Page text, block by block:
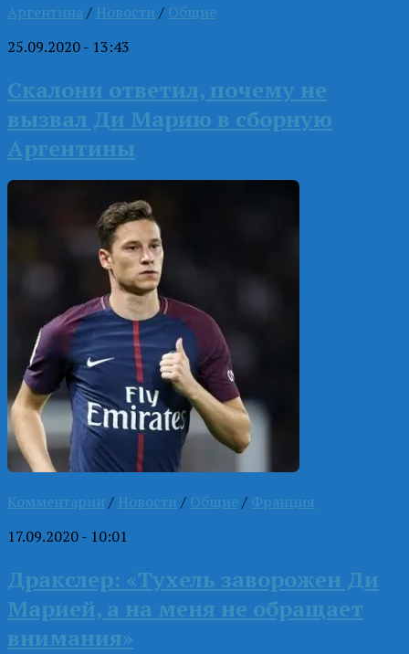
Аргентина / Новости / Общие
25.09.2020 - 13:43
Скалони ответил, почему не
вызвал Ди Марию в сборную
Аргентины
Комментарии / Новости / Общие / Франция
17.09.2020 - 10:01
Дракслер: «Тухель заворожен Ди
Марией, а на меня не обращает
внимания»